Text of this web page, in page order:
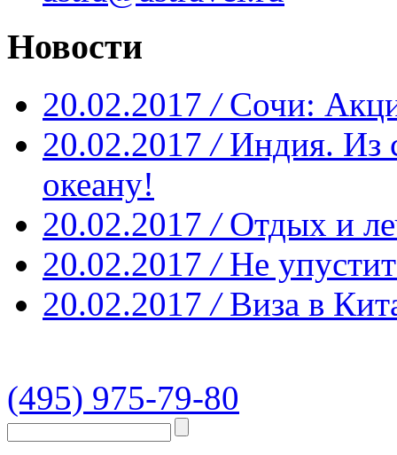
Новости
20.02.2017 / Сочи:
20.02.2017 / Индия. Из
океану!
20.02.2017 / Отдых и
20.02.2017 / Не
20.02.2017 / Виза в
(495) 975-79-80